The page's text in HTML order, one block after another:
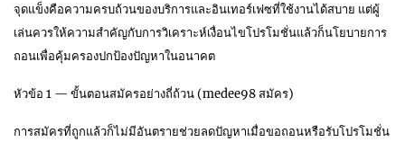
จุดแข็งคือความครบถ้วนของบริการและอินเทอร์เฟซที่ใช้งานได้สบาย แต่ผู้
เล่นควรให้ความสำคัญกับการวิเคราะห์เงื่อนไขโปรโมชั่นแล้วก็นโยบายการ
ถอนเพื่อคุ้มครองปกป้องปัญหาในอนาคต
หัวข้อ 1 — ขั้นตอนสมัครอย่างถี่ถ้วน (medee98 สมัคร)
การสมัครที่ถูกแล้วก็ไม่มีอันตรายช่วยลดปัญหาเมื่อขอถอนหรือรับโปรโมชั่น